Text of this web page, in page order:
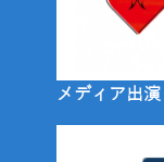
メディア出演